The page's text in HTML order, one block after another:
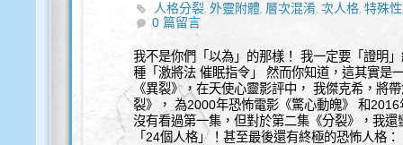
人格分裂,外靈附體, 層次混淆,次人格,特殊性
0 篇留言
我不是你們「以為」的那樣！ 我一定要「證明
種「激將法 催眠指令」 然而你知道，這其實是
《異裂》，在天使心靈影評中， 我傑克希，將
裂》， 為2000年恐怖電影《驚心動魄》 和
沒有看過第一集，但對於第二集《分裂》，我
「24個人格」！甚至最後還有終極的恐怖人格